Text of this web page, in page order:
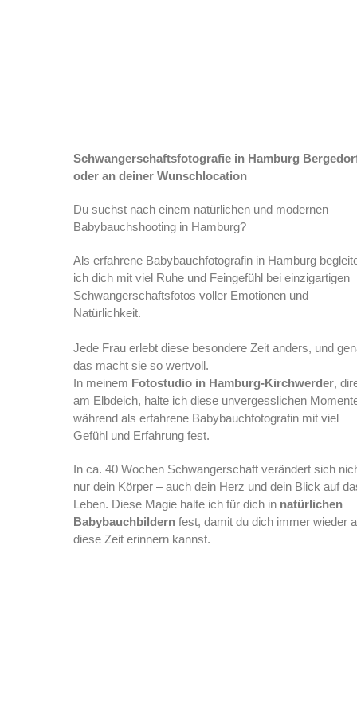
Schwangerschaftsfotografie in Hamburg
oder an deiner Wunschlocation
Du suchst nach einem natürlichen und modernen
Babybauchshooting in Hamburg?
Als erfahrene Babybauchfotografin in Hamburg
ich dich mit viel Ruhe und Feingefühl bei einzigartigen
Schwangerschaftsfotos voller Emotionen und
Natürlichkeit.
Jede Frau erlebt diese besondere Zeit anders, und
das macht sie so wertvoll.
In meinem Fotostudio in Hamburg-Kirchwerder,
am Elbdeich, halte ich diese unvergesslichen
während als erfahrene Babybauchfotografin mit viel
Gefühl und Erfahrung fest.
In ca. 40 Wochen Schwangerschaft verändert sich
nur dein Körper – auch dein Herz und dein Blick auf
Leben. Diese Magie halte ich für dich in natürlichen
Babybauchbildern fest, damit du dich immer wieder
diese Zeit erinnern kannst.